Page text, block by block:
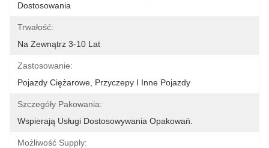
Dostosowania
Trwałość:
Na Zewnątrz 3-10 Lat
Zastosowanie:
Pojazdy Ciężarowe, Przyczepy I Inne Pojazdy
Szczegóły Pakowania:
Wspierają Usługi Dostosowywania Opakowań.
Możliwość Supply: